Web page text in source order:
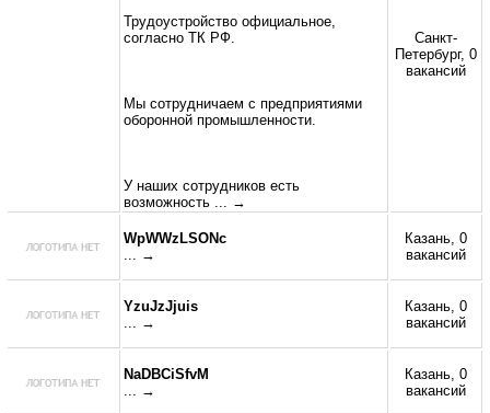
Трудоустройство официальное,
согласно ТК РФ.
Мы сотрудничаем с предприятиями
оборонной промышленности.
У наших сотрудников есть
возможность
... →
Санкт-
Петербург, 0
вакансий
WpWWzLSONc
... →
Казань, 0
вакансий
YzuJzJjuis
... →
Казань, 0
вакансий
NaDBCiSfvM
... →
Казань, 0
вакансий